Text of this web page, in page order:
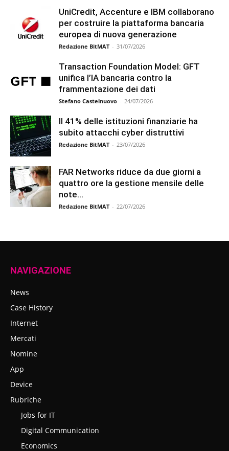
UniCredit, Accenture e IBM collaborano
per costruire la piattaforma bancaria
europea di nuova generazione
Redazione BitMAT - 31/07/2026
Transaction Foundation Model: GFT
unifica l’IA bancaria contro la
frammentazione dei dati
Stefano Castelnuovo - 24/07/2026
Il 41% delle istituzioni finanziarie ha
subito attacchi cyber distruttivi
Redazione BitMAT - 23/07/2026
FAR Networks riduce da due giorni a
quattro ore la gestione mensile delle
note...
Redazione BitMAT - 22/07/2026
NAVIGAZIONE
News
Case History
Internet
Mercati
Nomine
App
Device
Rubriche
Jobs for IT
Digital Communication
Economics